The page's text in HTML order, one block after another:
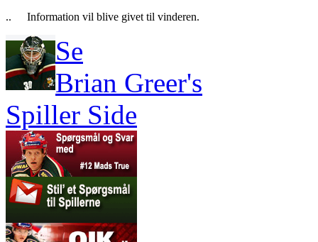
.. Information vil blive givet til vinderen.
Se
Brian Greer's
Spiller Side